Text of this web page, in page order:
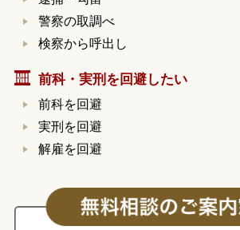
警察の取調べ
検察から呼出し
前科・実刑を回避したい
前科を回避
実刑を回避
解雇を回避